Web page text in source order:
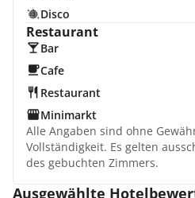
Disco
Restaurant
Bar
Cafe
Restaurant
Minimarkt
Alle Angaben sind ohne
Vollständigkeit. Es gelten
des gebuchten Zimmers.
Ausgewählte